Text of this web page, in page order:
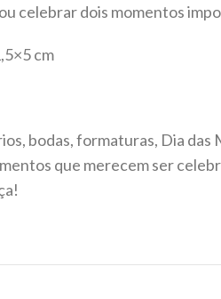
celebrar dois momentos
cm
bodas, formaturas, Dia das
que merecem ser